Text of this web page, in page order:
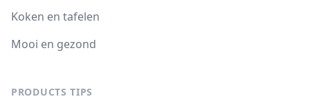
Koken en tafelen
Mooi en gezond
PRODUCTS TIPS